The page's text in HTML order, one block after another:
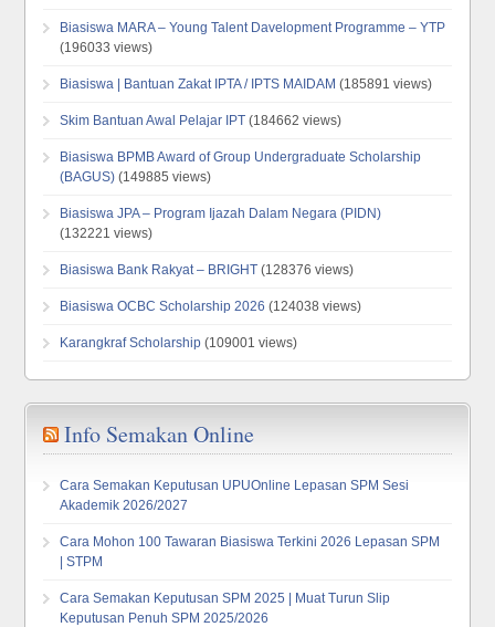
Biasiswa MARA – Young Talent Davelopment Programme – YTP
(196033 views)
Biasiswa | Bantuan Zakat IPTA / IPTS MAIDAM (185891 views)
Skim Bantuan Awal Pelajar IPT (184662 views)
Biasiswa BPMB Award of Group Undergraduate Scholarship
(BAGUS) (149885 views)
Biasiswa JPA – Program Ijazah Dalam Negara (PIDN)
(132221 views)
Biasiswa Bank Rakyat – BRIGHT (128376 views)
Biasiswa OCBC Scholarship 2026 (124038 views)
Karangkraf Scholarship (109001 views)
Info Semakan Online
Cara Semakan Keputusan UPUOnline Lepasan SPM Sesi
Akademik 2026/2027
Cara Mohon 100 Tawaran Biasiswa Terkini 2026 Lepasan SPM
| STPM
Cara Semakan Keputusan SPM 2025 | Muat Turun Slip
Keputusan Penuh SPM 2025/2026